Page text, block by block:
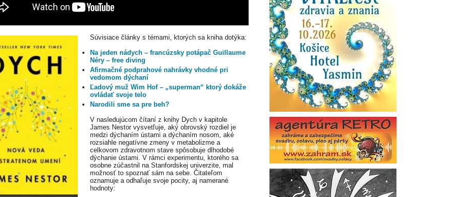
Súvisiace články s témami, ktorých sa kniha dotýka:
Na jeden nádych – francúzsky potápač Guillaume
Néry – free diving
Afirmačné podprahové nahrávky vhodné pri
vedomom dýchaní
Ľadový muž Wim Hof – „superman“ ktorý dokáže
ovládať svoje telo
Narodili sme sa pre beh?
V nasledujúcom čítaní z knihy Dych v kapitole
James Nestor vysvetľuje, aký obrovský rozdiel je
medzi dýchaním ústami a dýchaním nosom, aké
rozsiahle negatívne zmeny v metabolizme a
celkovom zdravotnom stave spôsobuje dlhodobé
dýchanie ústami. V rámci experimentu, ktorého sa
osobne zúčastnil na Stanfordskej univerzite, mal
možnosť to spoznať sám na sebe. Čitateľom
oznamuje a odhaľuje svoje pocity, aj namerané
hodnoty: